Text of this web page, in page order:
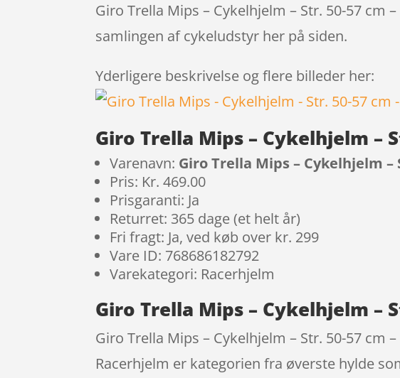
Giro Trella Mips – Cykelhjelm – Str. 50-57 cm
samlingen af cykeludstyr her på siden.
Yderligere beskrivelse og flere billeder her:
Giro Trella Mips – Cykelhjelm –
Varenavn: Giro Trella Mips – Cykelhjelm –
Pris: Kr. 469.00
Prisgaranti: Ja
Returret: 365 dage (et helt år)
Fri fragt: Ja, ved køb over kr. 299
Vare ID: 768686182792
Varekategori: Racerhjelm
Giro Trella Mips – Cykelhjelm –
Giro Trella Mips – Cykelhjelm – Str. 50-57
Racerhjelm er kategorien fra øverste hylde